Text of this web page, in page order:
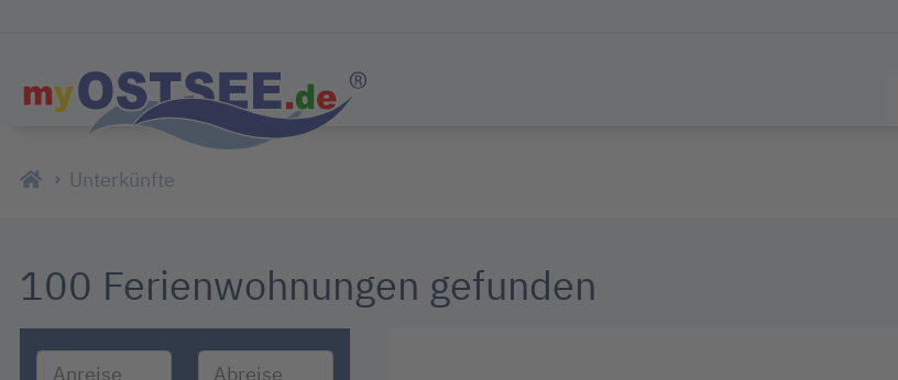
Unterkünfte
100 Ferienwohnungen gefunden